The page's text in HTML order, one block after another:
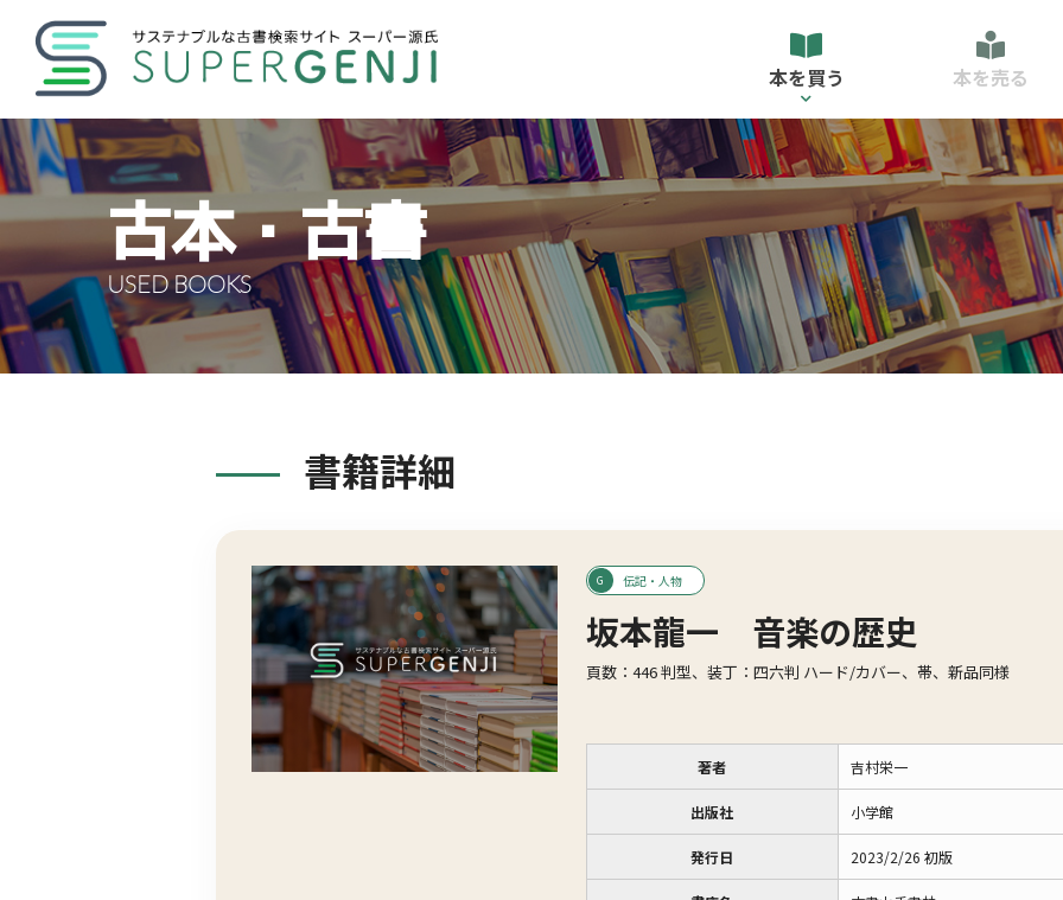
本を買う 本を売る
古本・古書
USED BOOKS
書籍詳細
伝記・人物
坂本龍一 音楽の歴史
頁数：446 判型、装丁：四六判 ハード/カバー、帯、新品同様
著者 吉村栄一
出版社 小学館
発行日 2023/2/26 初版